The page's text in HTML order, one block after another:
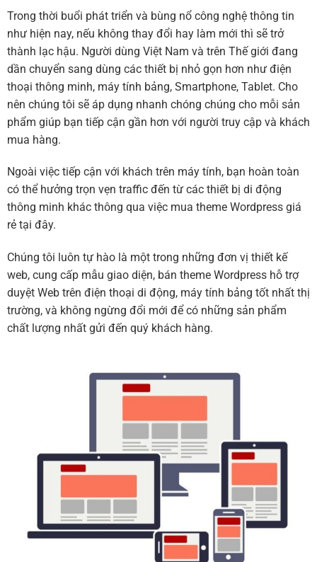
Trong thời buổi phát triển và bùng nổ công nghệ thông tin
như hiện nay, nếu không thay đổi hay làm mới thì sẽ trở
thành lạc hậu. Người dùng Việt Nam và trên Thế giới đang
dần chuyển sang dùng các thiết bị nhỏ gọn hơn như điện
thoại thông minh, máy tính bảng, Smartphone, Tablet. Cho
nên chúng tôi sẽ áp dụng nhanh chóng chúng cho mỗi sản
phẩm giúp bạn tiếp cận gần hơn với người truy cập và khách
mua hàng.
Ngoài việc tiếp cận với khách trên máy tính, bạn hoàn toàn
có thể hưởng trọn vẹn traffic đến từ các thiết bị di động
thông minh khác thông qua việc mua theme Wordpress giá
rẻ tại đây.
Chúng tôi luôn tự hào là một trong những đơn vị thiết kế
web, cung cấp mẫu giao diện, bán theme Wordpress hỗ trợ
duyệt Web trên điện thoại di động, máy tính bảng tốt nhất thị
trường, và không ngừng đổi mới để có những sản phẩm
chất lượng nhất gửi đến quý khách hàng.